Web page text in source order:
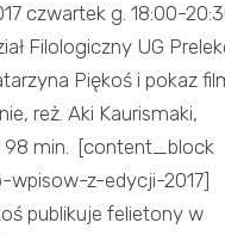
czwartek g. 18:00-
Filologiczny UG
Piękoś i pokaz
reż. Aki Kaurismaki,
98 min. [content_block
wpisow-z-edycji-2017]
publikuje felietony w